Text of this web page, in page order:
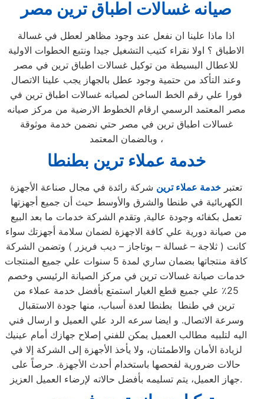
صيانه غسالات اطباق ترين مصر
اذا ماذا علينا ان نفعل عند وجود مظاهر لعطل في غسالة
الاطباق ؟ اولا نقراء كتيب التشغيل جيدا ونتبع الخطوات الاولية
للاعطال البسيطة من توكيل غسالات اطباق ترين في مصر
وعند التأكد من حتمية وجود عطل بالجهاز يجب علينا الاتصال
فورا علي رقم الخط الساخن لصيانه غسالات اطباق ترين في
مصر المعتمد الرسمي ارقام الخطوط الارضية من مركز صيانه
غسالات اطباق ترين في مصر حتي نضمن خدمة موثوقة
وبالضمان المعتمد ،
خدمة عملاء ترين بطنطا
تعتبر خدمة عملاء ترين شركة رائدة في مجال صناعة الأجهزة
الكهربائية في طنطا والشرق والأوسط حيث أن جميع أجهزتها
تعمل بكفائه وجودة عالية, وتقدم الشركة خدمات ما بعد البيع
من صيانة دورية علي كافة الاجهزة لضمان سلامة أجهزتك سواء
كانت ( ثلاجة – غسالة – بوتاجاز – ديب فريزر ) وتضمن الشركة
كافة منتجاتها بضمان ساري لمدة 5 سنوات علي جميع المنتجات
خدمات صيانة غسالات ترين في مركز الصيانة الرئيسي وخصم
25٪ علي جميع قطع الغيار استمتع بأفضل خدمة عملاء من
ترين في طنطا بطنطا لعدة أسباب، منها جودة الاستقبال
وسرعة الاتصال. و ايضا سرعه الرد علي العميل و ارسال فني
اليه لتلبيه مطالب العميل يمكن للفني إصلاح جهازك أمام عينيك
لزيادة الأمان والاطمئنان، ولا يأخذ الأجهزة إلى الشركة إلا في
حالات ضرورية لفحصها باستخدام أحدث الأجهزة. حرصاً على
جهاز العميل، يتم تسليمه بأفضل حالاته لإرضاء العميل العزيز.